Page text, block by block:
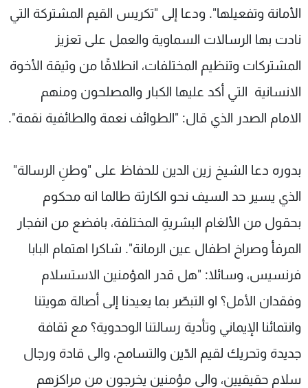
الأمانة وتفعيلها". ودعا إلى "تكريس القيم المشتركة التي
نادت بها الرسالات السماوية والعمل على تعزيز
المشتركات وتنظيم المختلفات، انطلاقًا من وثيقة الأخوة
الانسانية التي أكد عليها الكبار والمصلحون ومنهم
الامام الصدر الذي قال: "الطوائف نعمة والطائفية نقمة".
بدوره دعا الشيخ زين الدين للحفاظ على "وطنِ الرسالة"
الذي يسير حد السيف نحو الكارثة طالما انه محكوم
بحقول من الألغام البشريةِ المختلفة، بافضع من انفجار
المرفأ وصراخ اطفال عين الرمانة". شاكرا اهتمام البابا
فرنسيس، وسائلا: "هل قدر المؤمنين الاستسلام
وفقدان الأمل؟ او التبصّر بما يعيدنا إلى أصالة هويتنا
وانتمائنا الإيماني وتأدية رسالتنا الوحدوية؟ مع ثقافة
جديدة وتحريك لقيم الدّين والتسامح، والى قادة ورجال
سلام حقيقيين، والى مؤمنين يخرجون من مراكزهم